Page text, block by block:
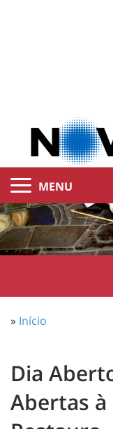
MENU
» Início
Dia
Abertas à